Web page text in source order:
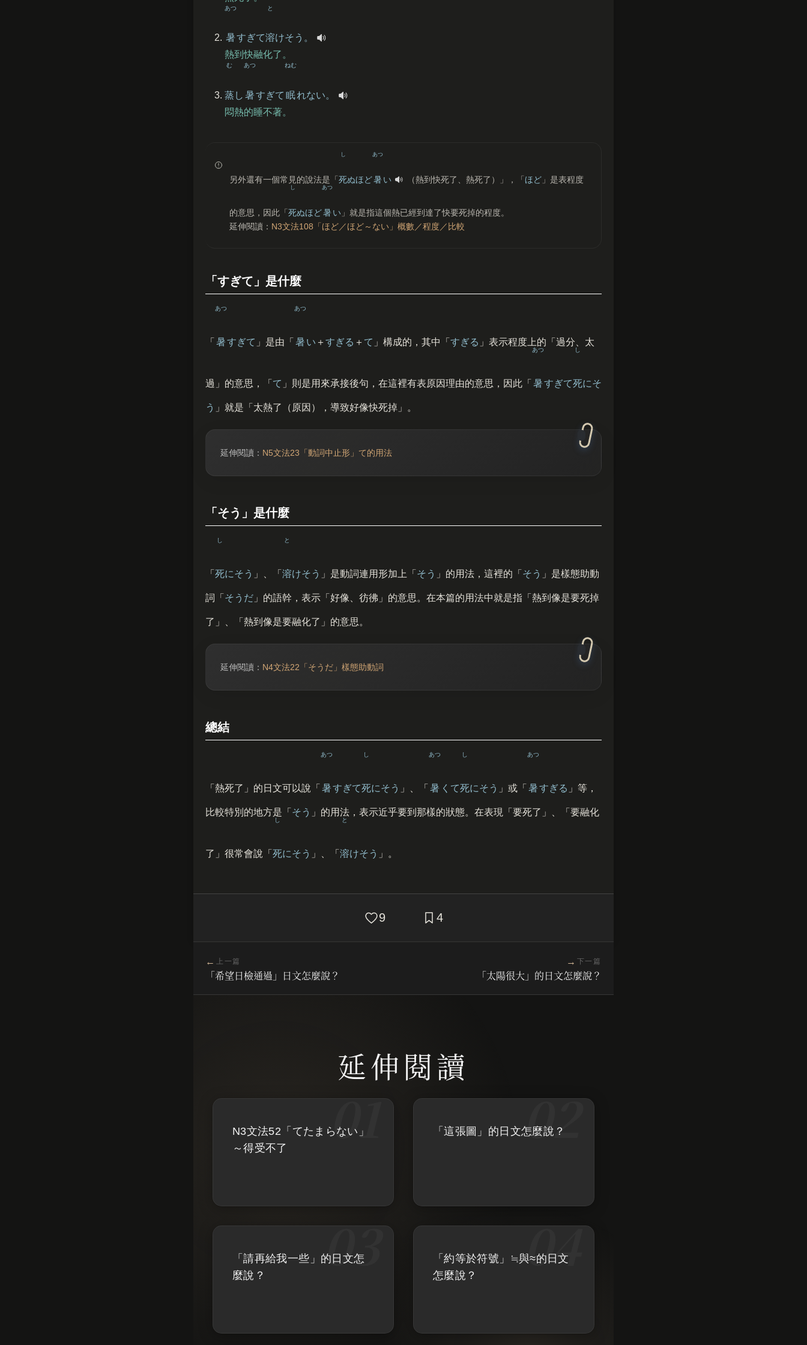
暑
あつ
すぎて溶
と
けそう。
熱到快融化了。
蒸
む
し 暑
あつ
すぎて 眠
ねむ
れない。
悶熱的睡不著。
另外還有一個常見的說法是「 死
し
ぬほど暑
あつ
い （熱到快死了、熱死了）」，「ほど 」是表程度
的意思，因此「 死
し
ぬほど暑
あつ
い 」就是指這個熱已經到達了快要死掉的程度。
延伸閱讀： N3文法108「ほど／ほど～ない」概數／程度／比較
「すぎて」是什麼
「 暑
あつ
すぎて 」是由「 暑
あつ
い ＋すぎる ＋ て 」構成的，其中「 すぎる 」表示程度上的「過分、太
過」的意思，「 て 」則是用來承接後句，在這裡有表原因理由的意思，因此「 暑
あつ
すぎて死
し
にそ
う 」就是「太熱了（原因），導致好像快死掉」。
延伸閱讀： N5文法23「動詞中止形」て的用法
「そう」是什麼
「 死
し
にそう 」、「 溶
と
けそう 」是動詞連用形加上「 そう 」的用法，這裡的「 そう 」是樣態助動
詞「 そうだ 」的語幹，表示「好像、彷彿」的意思。在本篇的用法中就是指「熱到像是要死掉
了」、「熱到像是要融化了」的意思。
延伸閱讀： N4文法22「そうだ」樣態助動詞
總結
「熱死了」的日文可以說「 暑
あつ
すぎて死
し
にそう 」、「 暑
あつ
くて死
し
にそう 」或「 暑
あつ
すぎる 」等，
比較特別的地方是「 そう 」的用法，表示近乎要到那樣的狀態。在表現「要死了」、「要融化
了」很常會說「 死
し
にそう 」、「 溶
と
けそう 」。
9 4
← 上一篇
「希望日檢通過」日文怎麼說？
下一篇
→
「太陽很大」的日文怎麼說？
N3文法52「てたまらない」
～得受不了
「這張圖」的日文怎麼說？
「請再給我一些」的日文怎
麼說？
「約等於符號」≒與≈的日文
怎麼說？